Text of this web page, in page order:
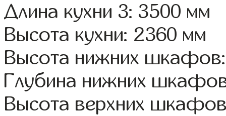
Длина кухни 3: 3500 мм
Высота кухни: 2360 мм
Высота нижних
Глубина нижних
Высота верхних